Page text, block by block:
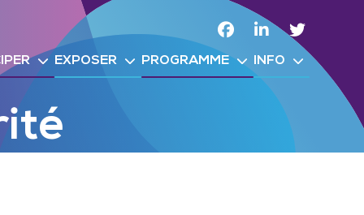
Facebook
Linkedin
EXPOSER PROGRAMME INFO